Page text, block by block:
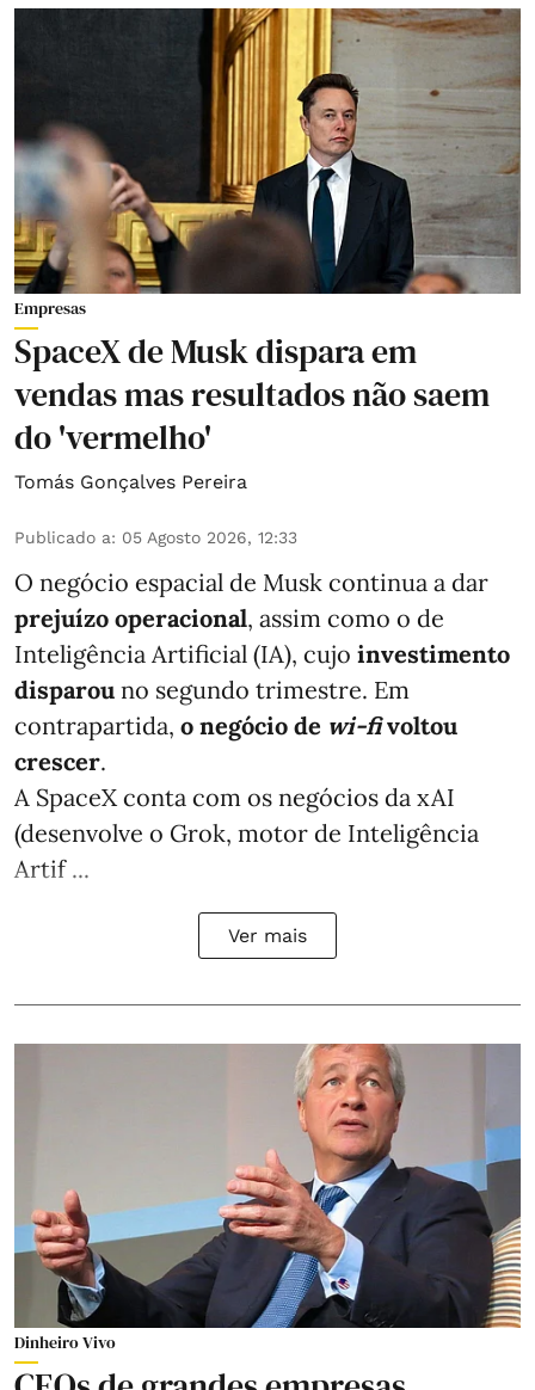
Empresas
SpaceX de Musk dispara em
vendas mas resultados não saem
do 'vermelho'
Tomás Gonçalves Pereira
Publicado a: 05 Agosto 2026, 12:33
O negócio espacial de Musk continua a dar
prejuízo operacional, assim como o de
Inteligência Artificial (IA), cujo investimento
disparou no segundo trimestre. Em
contrapartida, o negócio de wi-fivoltou
crescer.
A SpaceX conta com os negócios da xAI
(desenvolve o Grok, motor de Inteligência
Artif ...
Ver mais
Dinheiro Vivo